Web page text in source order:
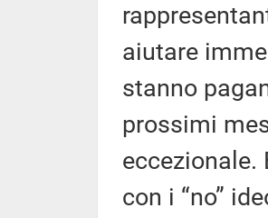
aiutare
stanno
prossimi
con i “no”